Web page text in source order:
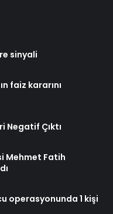
sinyali
faiz kararını
Negatif Çıktı
Mehmet Fatih
operasyonunda 1 kişi